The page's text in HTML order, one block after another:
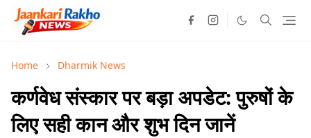
Home Dharmik News
कर्णवेध संस्कार पर बड़ा अपडेट: पुरुषों के
लिए सही कान और शुभ दिन जानें